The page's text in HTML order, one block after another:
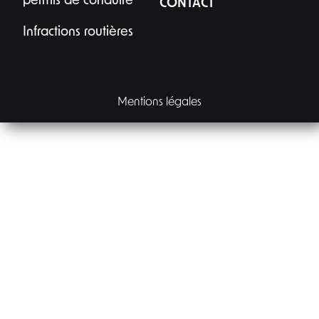
appréciation juridique. En revanche, au regard de
Maître Lejeune ne peut apparemment pas faire
bonne raison de nous dire pourquoi alors qu’il m’a
Infractions routières
CONTACT
Mentions légales